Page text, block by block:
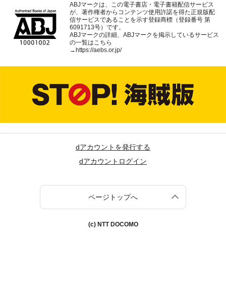
ABJマークは、この電子書店・電子書籍配信サービス
が、著作権者からコンテンツ使用許諾を得た正規版配
信サービスであることを示す登録商標（登録番号 第
6091713号）です。
ABJマークの詳細、ABJマークを掲示しているサービス
の一覧はこちら
→https://aebs.or.jp/
dアカウントを発行する
dアカウントログイン
ページトップへ
(c) NTT DOCOMO